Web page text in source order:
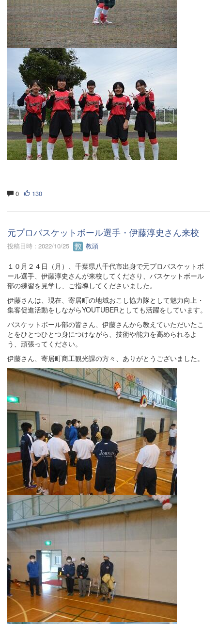
0 130
元プロバスケットボール選手・伊藤淳史さん来校
投稿日時 : 2022/10/25 教頭
１０月２４日（月）、千葉県八千代市出身で元プロバスケットボ
ール選手、伊藤淳史さんが来校してくださり、バスケットボール
部の練習を見学し、ご指導してくださいました。
伊藤さんは、現在、寄居町の地域おこし協力隊として魅力向上・
集客促進活動をしながらYOUTUBERとしても活躍をしています。
バスケットボール部の皆さん、伊藤さんから教えていただいたこ
とをひとつひとつ身につけながら、技術や能力を高められるよ
う、頑張ってください。
伊藤さん、寄居町商工観光課の方々、ありがとうございました。